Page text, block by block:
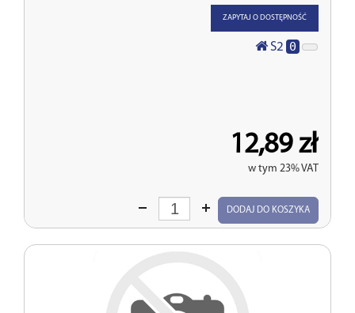
ZAPYTAJ O DOSTĘPNOŚĆ
S2 0
12,89 zł
w tym 23% VAT
Wprowadź
DODAJ DO KOSZYKA